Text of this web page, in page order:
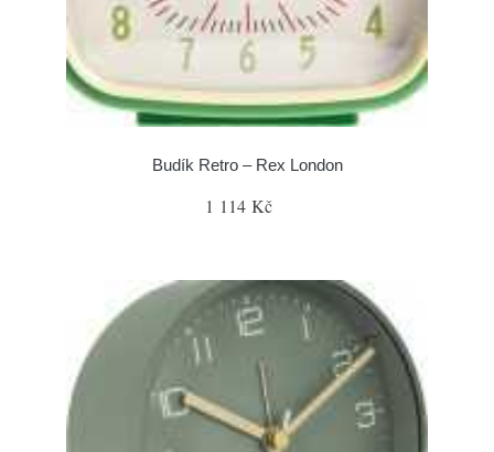
Budík Retro – Rex London
1 114 Kč